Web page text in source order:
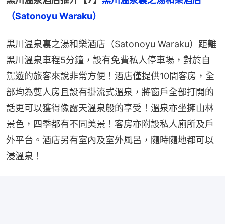
（Satonoyu Waraku）
黒川温泉裏之湯和樂酒店（Satonoyu Waraku）距離
黑川溫泉車程5分鐘，設有免費私人停車場，對於自
駕遊的旅客來說非常方便！酒店僅提供10間客房，全
部均為雙人房且設有掛流式溫泉，將窗戶全部打開的
話更可以獲得像露天溫泉般的享受！溫泉亦坐擁山林
景色，四季都有不同美景！客房亦附設私人廁所及戶
外平台。酒店另有室內及室外風呂，隨時隨地都可以
浸溫泉！